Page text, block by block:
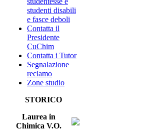
studenti disabili
e fasce deboli
Contatta il
Presidente
CuChim
Contatta i Tutor
Segnalazione
reclamo
Zone studio
STORICO
Laurea in
Chimica V.O.